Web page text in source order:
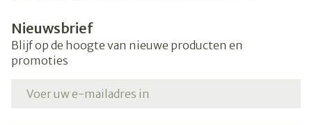
Nieuwsbrief
Blijf op de hoogte van nieuwe producten en
promoties